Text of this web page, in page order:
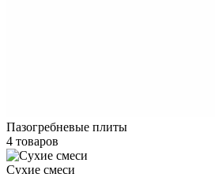
Пазогребневые плиты
4 товаров
Сухие смеси